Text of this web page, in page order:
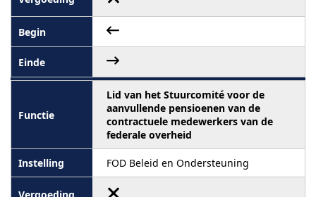
Lid van het Stuurcomité voor de
aanvullende pensioenen van de
contractuele medewerkers van de
federale overheid
FOD Beleid en Ondersteuning